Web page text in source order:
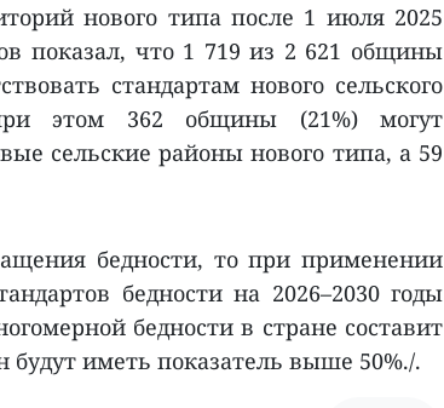
нового типа после 1 июля 2025
показал, что 1 719 из 2 621 общины
стандартам нового сельского
этом 362 общины (21%) могут
сельские районы нового типа, а 59
бедности, то при применении
бедности на 2026–2030 годы
бедности в стране составит
будут иметь показатель выше 50%./.